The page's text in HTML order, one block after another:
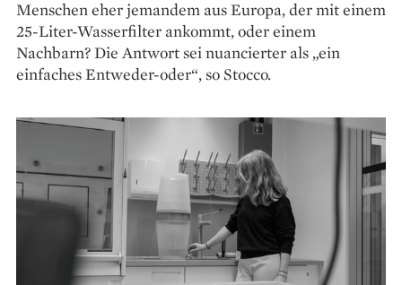
Menschen eher jemandem aus Europa, der mit einem
25-Liter-Wasserfilter ankommt, oder einem
Nachbarn? Die Antwort sei nuancierter als „ein
einfaches Entweder-oder“, so Stocco.